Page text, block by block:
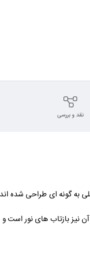
نقد و بررسی
ای طراحی شده اند
نیز بازتاب های نور است